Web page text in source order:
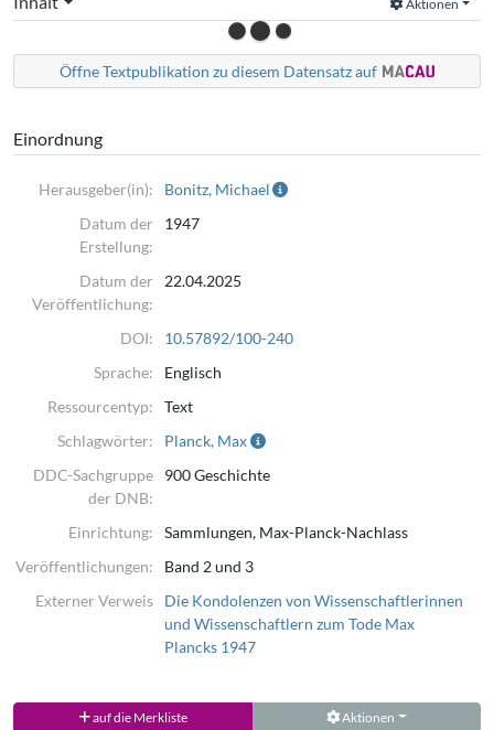
Aktionen
Öffne Textpublikation zu diesem Datensatz auf
Einordnung
Herausgeber(in):
Bonitz, Michael
Datum der
Erstellung:
1947
Datum der
Veröffentlichung:
22.04.2025
DOI:
10.57892/100-240
Sprache:
Englisch
Ressourcentyp:
Text
Schlagwörter:
Planck, Max
DDC-Sachgruppe
der DNB:
900 Geschichte
Einrichtung:
Sammlungen, Max-Planck-Nachlass
Veröffentlichungen:
Band 2 und 3
Externer Verweis
Die Kondolenzen von Wissenschaftlerinnen
und Wissenschaftlern zum Tode Max
Plancks 1947
auf die Merkliste Aktionen